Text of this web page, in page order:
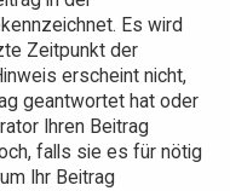
Es wird
Zeitpunkt der
erscheint nicht,
geantwortet hat oder
Ihren Beitrag
falls sie es für nötig
Ihr Beitrag